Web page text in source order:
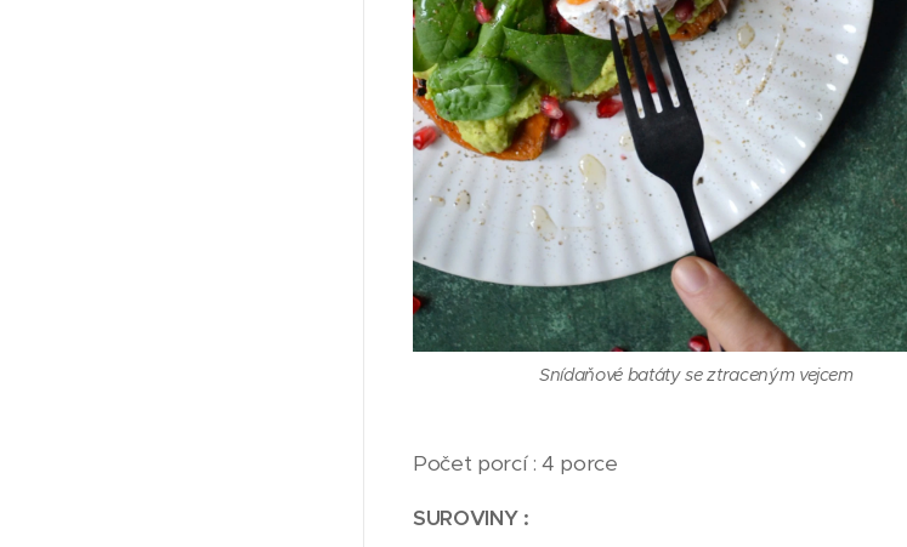
Snídaňové batáty se ztraceným vejcem
Počet porcí : 4 porce
SUROVINY :